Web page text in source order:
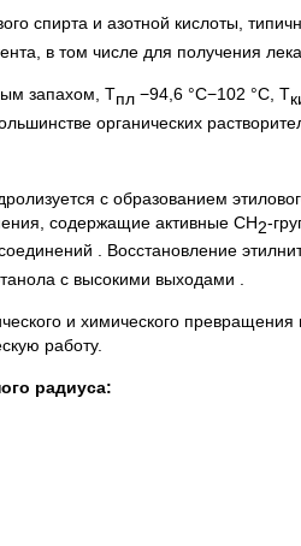
спирта и азотной кислоты,
в том числе для получения
запахом, Тпл −94,6 °C−102 °C, Т
органических
с образованием
содержащие активные СН2-
. Восстановление
с высокими выходами .
и химического
работу.
радиуса: